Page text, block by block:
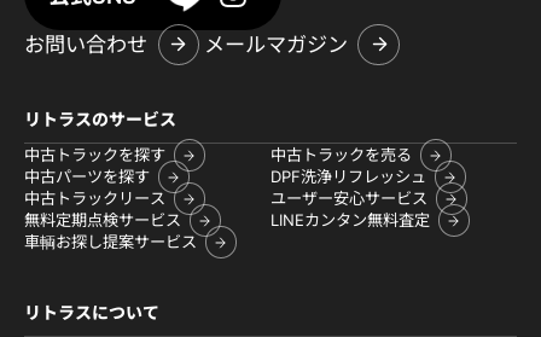
お問い合わせ
メールマガジン
リトラスのサービス
中古トラックを探す
中古トラックを売る
中古パーツを探す
DPF洗浄リフレッシュ
中古トラックリース
ユーザー安心サービス
無料定期点検サービス
LINEカンタン無料査定
車輌お探し提案サービス
リトラスについて